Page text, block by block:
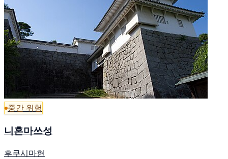
중간 위험
니혼마쓰성
후쿠시마현